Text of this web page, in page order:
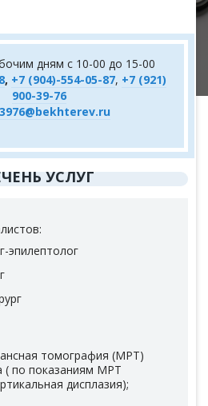
дням с 10-00 до 15-00
, +7 (904)-554-05-87, +7 (921)
900-39-76
УСЛУГ
эпилептолог
томография (МРТ)
( по показаниям МРТ
дисплазия);